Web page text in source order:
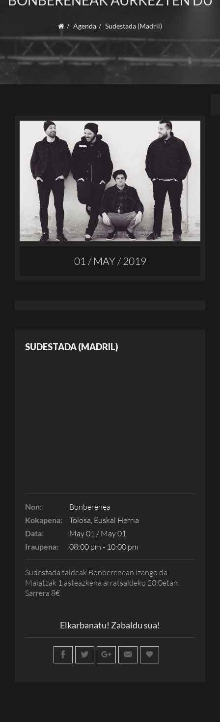
Agenda Sudestada (Madril)
01 / MAY / 2019
SUDESTADA (MADRIL)
Non: Bonberenea
Kokapena: Tolosa, Euskal Herria
Data: May 01 / May 01
Iraupena: 08:00 pm - 10:00 pm
Sudestada taldeak Bonberenean izango da
Maiatzak 1 asteazkena arratsaldeko 20:0etan.
Sarrera 8€
Elkarbanatu! Zabaldu sua!